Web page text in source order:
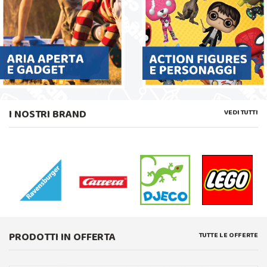
I NOSTRI BRAND VEDI TUTTI
PRODOTTI IN OFFERTA TUTTE LE OFFERTE